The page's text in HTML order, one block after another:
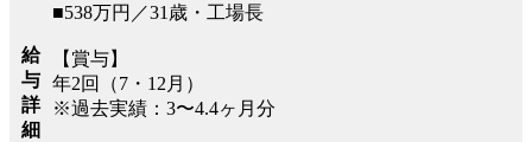
給
与
詳
細
■538万円／31歳・工場長
【賞与】
年2回（7・12月）
※過去実績：3〜4.4ヶ月分